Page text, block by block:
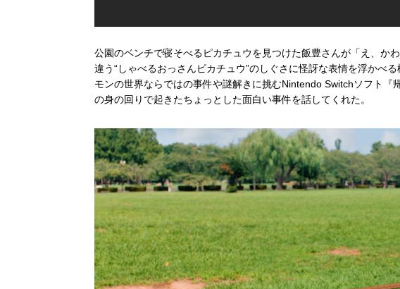
公園のベンチで寝そべるピカチュウを見つけた飯豊さんが「え、か
違う“しゃべるおっさんピカチュウ”のしぐさに怪訝な表情を浮かべ
モンの世界ならではの事件や謎解きに挑むNintendo Switchソフト『
の身の回りで起きたちょっとした面白い事件を話してくれた。